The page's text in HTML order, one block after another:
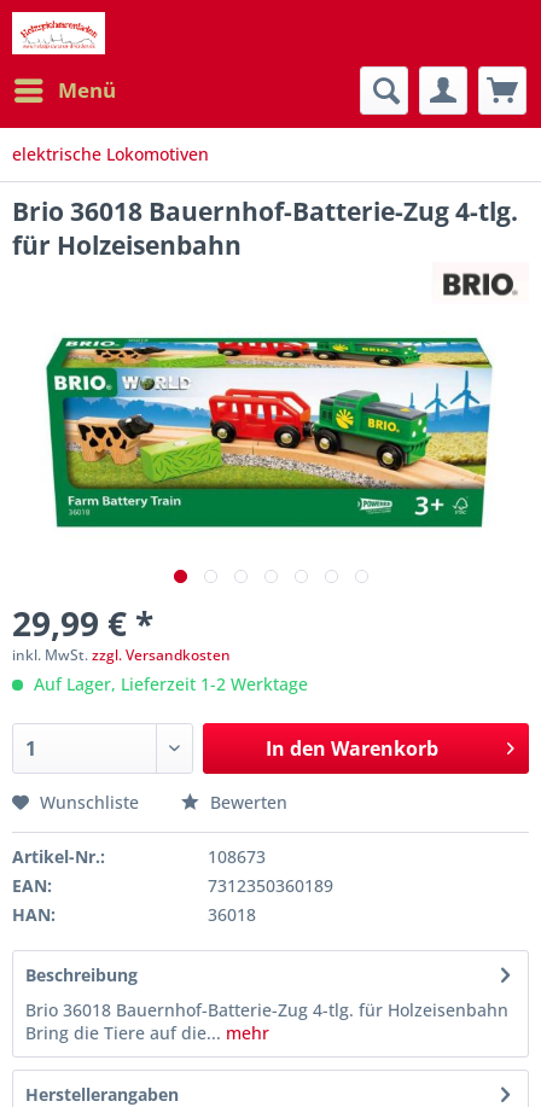
Menü
elektrische Lokomotiven
Brio 36018 Bauernhof-Batterie-Zug 4-tlg.
für Holzeisenbahn
29,99 € *
inkl. MwSt.zzgl. Versandkosten
Auf Lager, Lieferzeit 1-2 Werktage
In den Warenkorb
Wunschliste Bewerten
Artikel-Nr.:
108673
EAN:
7312350360189
HAN:
36018
Beschreibung
Brio 36018 Bauernhof-Batterie-Zug 4-tlg. für Holzeisenbahn
Bring die Tiere auf die... mehr
Herstellerangaben